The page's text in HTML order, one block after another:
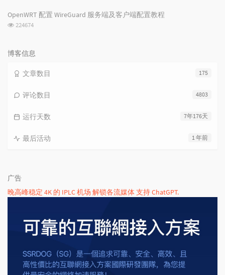
次
OpenWRT 配置 WireGuard 服务端及客户端配置教程
浏
数:
224674
博客信息
175
文章数目
4803
评论数目
7年176天
运行天数
1 年前
最后活动
广告
晚高峰稳定 4K 的 IPLC 机场 解锁各流媒体 支持 ChatGPT.